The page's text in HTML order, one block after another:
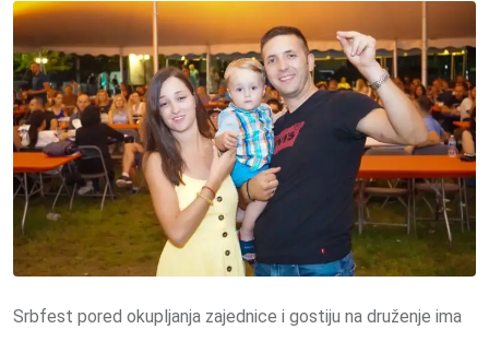
Srbfest pored okupljanja zajednice i gostiju na druženje ima